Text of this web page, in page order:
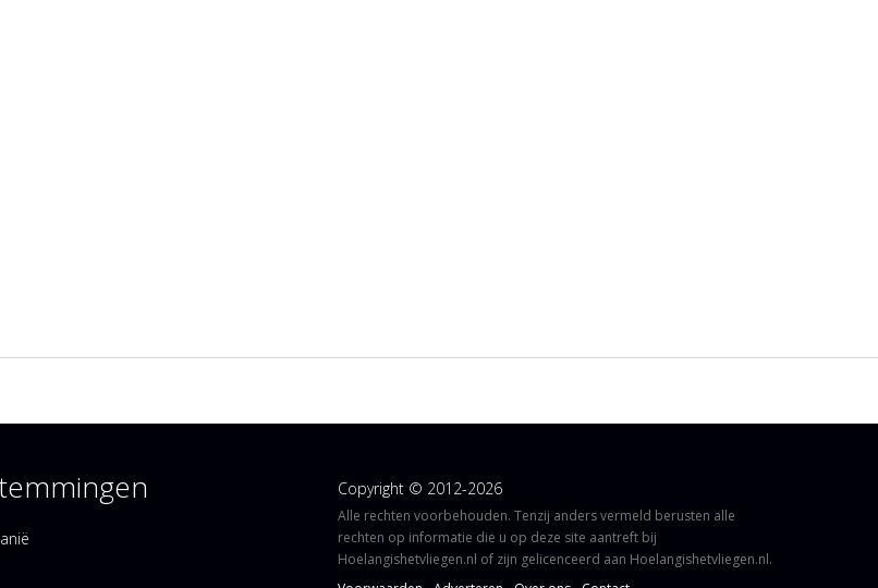
Copyright © 2012-2026
Alle rechten voorbehouden. Tenzij anders vermeld berusten alle
rechten op informatie die u op deze site aantreft bij
Hoelangishetvliegen.nl of zijn gelicenceerd aan Hoelangishetvliegen.nl.